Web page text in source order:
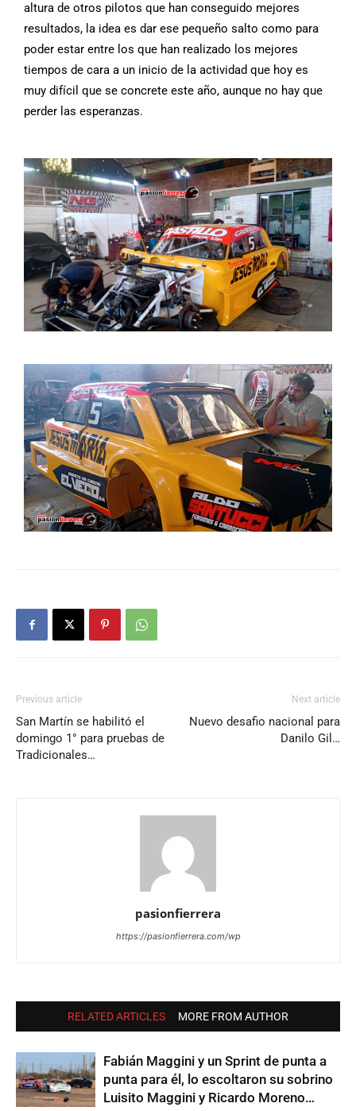
altura de otros pilotos que han conseguido mejores
resultados, la idea es dar ese pequeño salto como para
poder estar entre los que han realizado los mejores
tiempos de cara a un inicio de la actividad que hoy es
muy difícil que se concrete este año, aunque no hay que
perder las esperanzas.
Previous article
San Martín se habilitó el
domingo 1° para pruebas de
Tradicionales…
Next article
Nuevo desafio nacional para
Danilo Gil…
pasionfierrera
https://pasionfierrera.com/wp
RELATED ARTICLES MORE FROM AUTHOR
Fabián Maggini y un Sprint de punta a
punta para él, lo escoltaron su sobrino
Luisito Maggini y Ricardo Moreno…